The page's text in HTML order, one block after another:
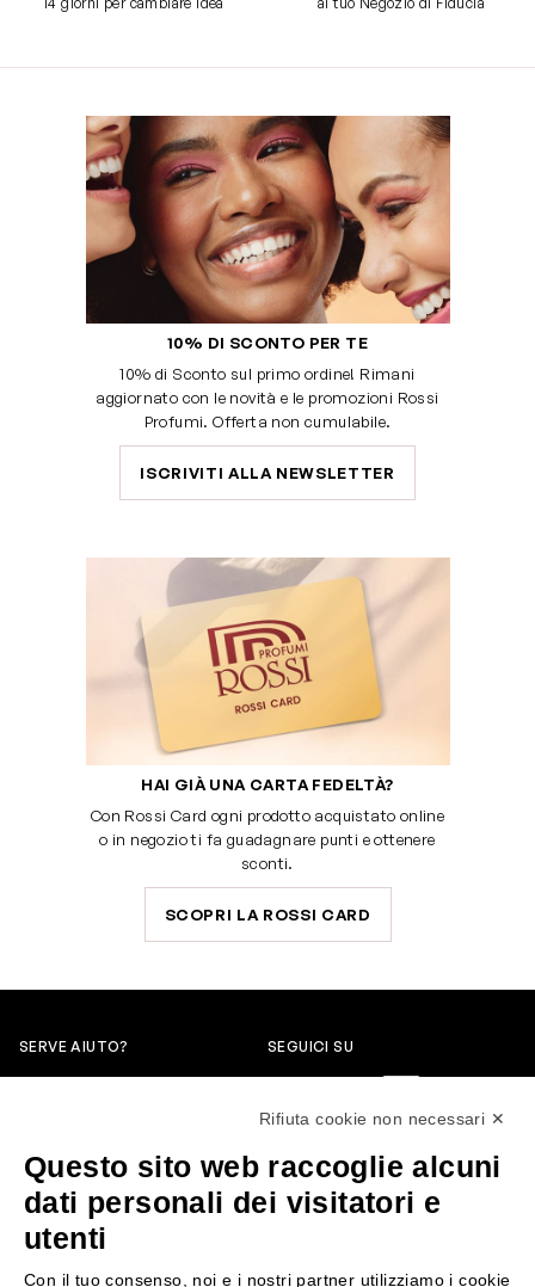
10% DI SCONTO PER TE
10% di Sconto sul primo ordine! Rimani
aggiornato con le novità e le promozioni Rossi
Profumi. Offerta non cumulabile.
ISCRIVITI ALLA NEWSLETTER
HAI GIÀ UNA CARTA FEDELTÀ?
Con Rossi Card ogni prodotto acquistato online
o in negozio ti fa guadagnare punti e ottenere
sconti.
SCOPRI LA ROSSI CARD
SERVE AIUTO?
servizioclienti@rossiprofumi.it
SEGUICI SU
SERVIZIO CLIENTI
Rifiuta cookie non necessari ✕
Questo sito web raccoglie alcuni
dati personali dei visitatori e
utenti
Con il tuo consenso, noi e i nostri partner utilizziamo i cookie